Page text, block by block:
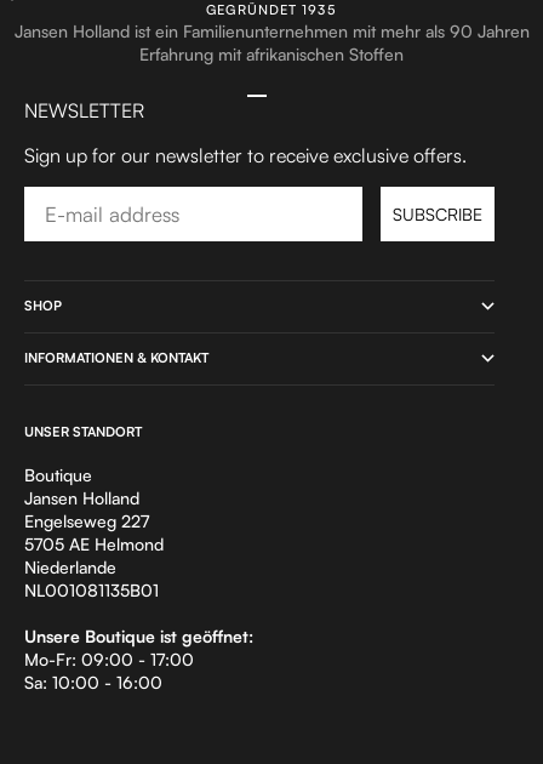
GEGRÜNDET 1935
Jansen Holland ist ein Familienunternehmen mit mehr als 90 Jahren
Erfahrung mit afrikanischen Stoffen
NEWSLETTER
Sign up for our newsletter to receive exclusive offers.
SUBSCRIBE
SHOP
INFORMATIONEN & KONTAKT
UNSER STANDORT
Boutique
Jansen Holland
Engelseweg 227
5705 AE Helmond
Niederlande
NL001081135B01
Unsere Boutique ist geöffnet:
Mo-Fr: 09:00 - 17:00
Sa: 10:00 - 16:00